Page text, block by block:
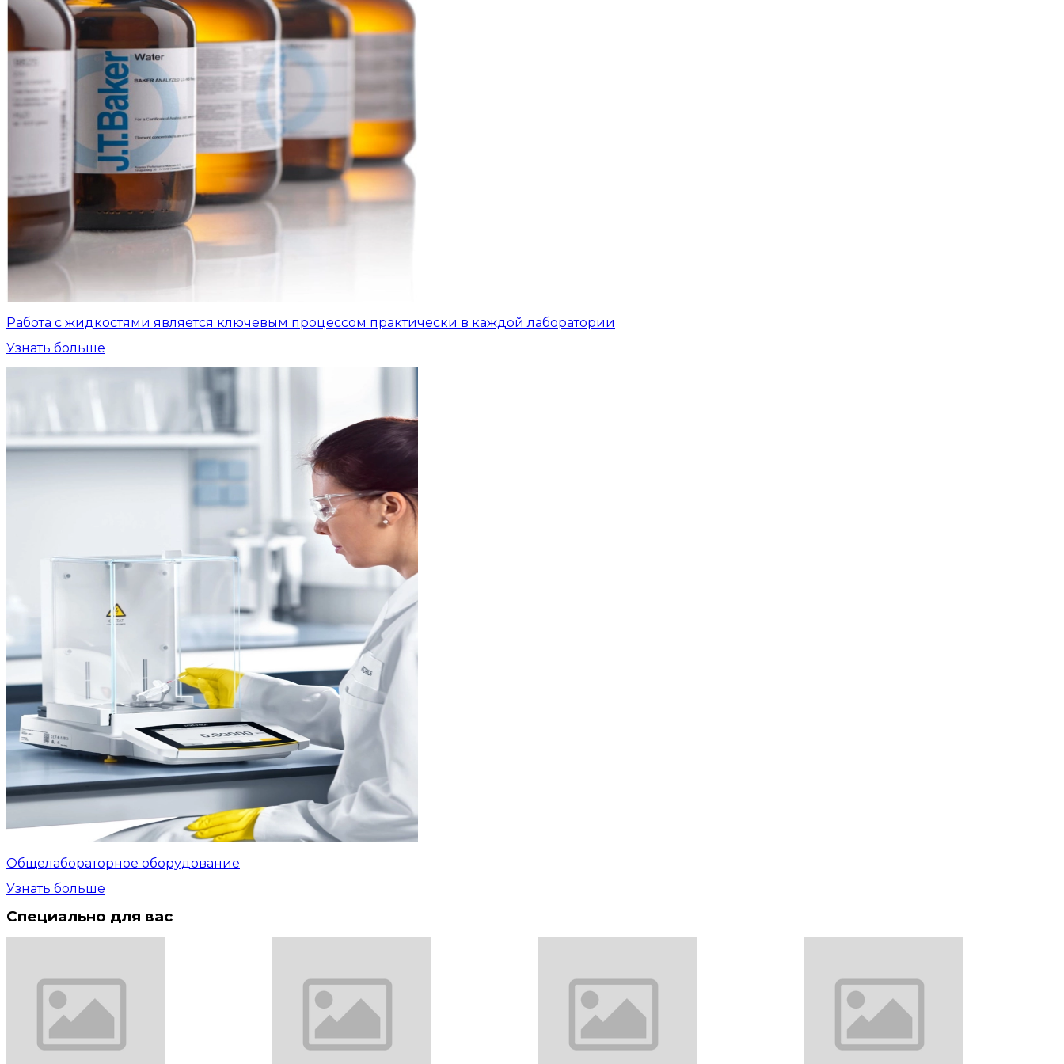
Работа с жидкостями является ключевым процессом практически в каждой лаборатории
Узнать больше
Общелабораторное оборудование
Узнать больше
Специально для вас